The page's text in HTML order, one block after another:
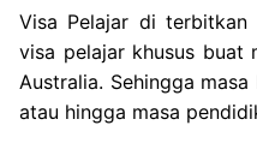
Visa Pelajar di
visa pelajar khusus buat
Australia. Sehingga
atau hingga masa